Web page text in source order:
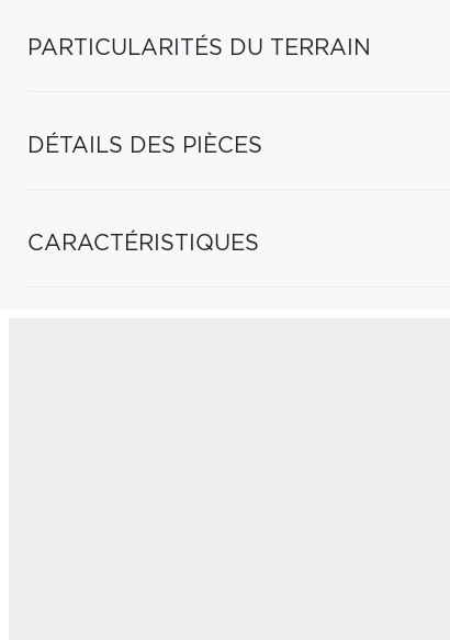
PARTICULARITÉS DU TERRAIN
DÉTAILS DES PIÈCES
CARACTÉRISTIQUES